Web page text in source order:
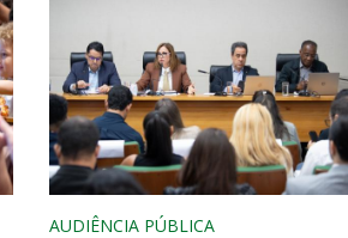
AUDIÊNCIA PÚBLICA